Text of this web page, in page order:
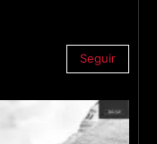
Seguir